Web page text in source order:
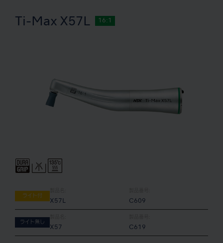
Ti-Max X57L 16:1
ライト付
X57L C609
ライト無し
X57 C619